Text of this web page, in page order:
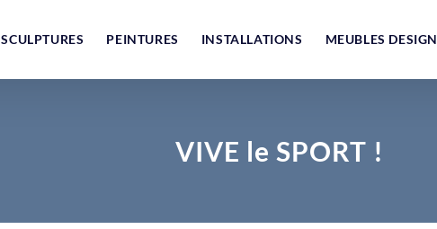
SCULPTURES PEINTURES INSTALLATIONS MEUBLES DESIGN
VIVE le SPORT !